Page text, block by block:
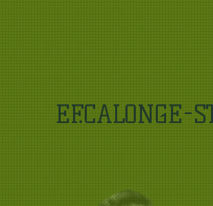
EF.CALONGE-